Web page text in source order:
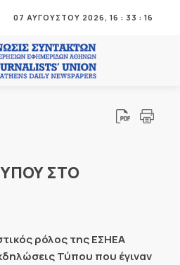
07 ΑΥΓΟΥΣΤΟΥ 2026, 16 : 33 : 16
ΣΤΟ
ρόλος της ΕΣΗΕΑ
Τύπου που έγιναν